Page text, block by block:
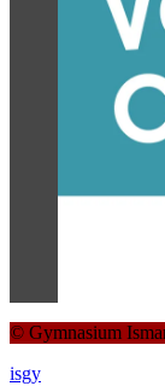
© Gymnasium
isgy